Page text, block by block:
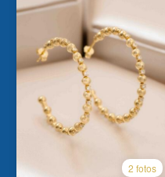
2 fotos